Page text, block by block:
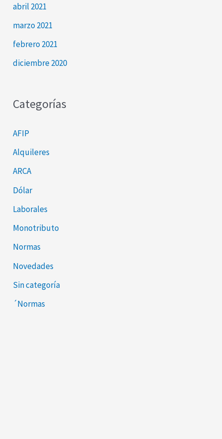
abril 2021
marzo 2021
febrero 2021
diciembre 2020
Categorías
AFIP
Alquileres
ARCA
Dólar
Laborales
Monotributo
Normas
Novedades
Sin categoría
´Normas